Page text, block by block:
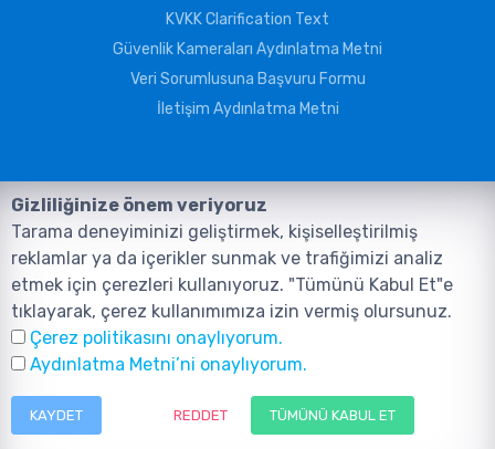
KVKK Clarification Text
Güvenlik Kameraları Aydınlatma Metni
Veri Sorumlusuna Başvuru Formu
İletişim Aydınlatma Metni
©2026, Tüm Hakları ANIL TELEKOMÜNİKASYON GÜVENLİK VE BİLİŞİM
SİSTEMLERİ SAN. TİC. LTD. ŞTİ. aittir.Design and Software:
Tasarım Yazılım ve Teknoloji
Gizliliğinize önem veriyoruz
Tarama deneyiminizi geliştirmek, kişiselleştirilmiş
reklamlar ya da içerikler sunmak ve trafiğimizi analiz
etmek için çerezleri kullanıyoruz. "Tümünü Kabul Et"e
tıklayarak, çerez kullanımımıza izin vermiş olursunuz.
Çerez politikasını onaylıyorum.
Aydınlatma Metni’ni onaylıyorum.
KAYDET REDDET TÜMÜNÜ KABUL ET